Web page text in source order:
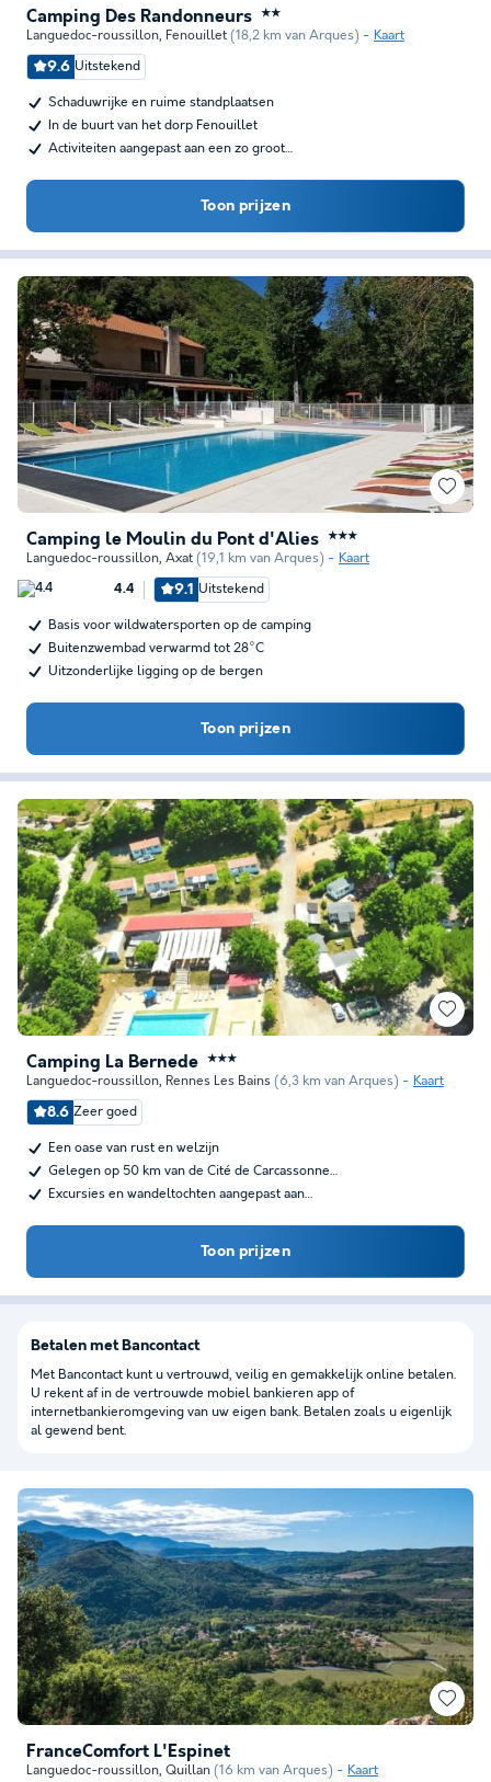
Camping Des Randonneurs ★★
Languedoc-roussillon, Fenouillet (18,2 km van Arques) Kaart
9.6 Uitstekend
Schaduwrijke en ruime standplaatsen
In de buurt van het dorp Fenouillet
Activiteiten aangepast aan een zo groot…
Toon prijzen
Camping le Moulin du Pont d'Alies ★★★
Languedoc-roussillon, Axat (19,1 km van Arques) Kaart
4.4 9.1 Uitstekend
Basis voor wildwatersporten op de camping
Buitenzwembad verwarmd tot 28°C
Uitzonderlijke ligging op de bergen
Toon prijzen
Camping La Bernede ★★★
Languedoc-roussillon, Rennes Les Bains (6,3 km van Arques) Kaart
8.6 Zeer goed
Een oase van rust en welzijn
Gelegen op 50 km van de Cité de Carcassonne…
Excursies en wandeltochten aangepast aan…
Toon prijzen
FranceComfort L'Espinet
Languedoc-roussillon, Quillan (16 km van Arques) Kaart
Betalen met Bancontact
Met Bancontact kunt u vertrouwd, veilig en gemakkelijk online betalen.
U rekent af in de vertrouwde mobiel bankieren app of
internetbankieromgeving van uw eigen bank. Betalen zoals u eigenlijk
al gewend bent.